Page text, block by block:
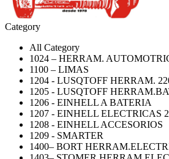
Category
All Category
1024 – HERRAM.
1100 – LIMAS
1204 - LUSQTOFF HERRAM.
1205 - LUSQTOFF
1206 - EINHELL A BATERIA
1207 - EINHELL ELECTRICAS
1208 - EINHELL ACCESORIOS
1209 - SMARTER
1400– BORT